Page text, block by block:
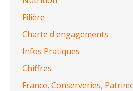
Filière
Charte d'engagements
Infos Pratiques
Chiffres
France, Conserveries,